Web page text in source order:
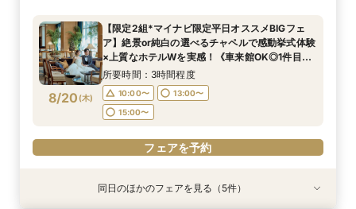
8/19(水)
11:00〜
13:00〜
15:00〜
フェアを予約
8/19(水)
11:00〜
13:00〜
15:00〜
フェアを予約
8/19(水)
10:00〜
13:00〜
15:00〜
フェアを予約
8/19(水)
10:00〜
13:00〜
15:00〜
フェアを予約
8/20 (木)
【限定2組*マイナビ限定平日オススメBIGフェ
ア】絶景or純白の選べるチャペルで感動挙式体験
×上質なホテルWを実感！《車来館OK◎1件目の
ご成約で1泊2日朝食付ハネムーン宿泊》
所要時間：3時間程度
10:00〜
13:00〜
15:00〜
フェアを予約
同日のほかのフェアを見る（5件）